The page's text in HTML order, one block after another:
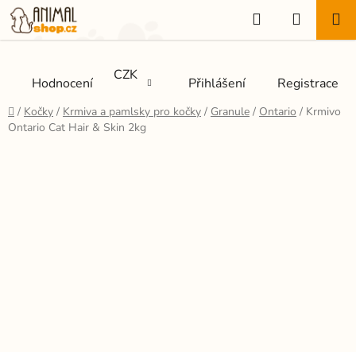
Přejít
na
obsah
Hodnocení CZK Přihlášení Registrace
Hledat
KOŠÍK
Domů
/ Kočky / Krmiva a pamlsky pro kočky / Granule / Ontario / Krmivo
Ontario Cat Hair & Skin 2kg